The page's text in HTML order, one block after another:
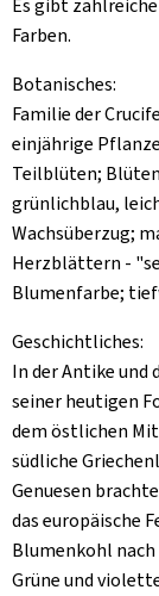
Es gibt
Farben.
Botanisches:
Familie der
einjährige
Teilblüten;
grünlichblau,
Wachsüberzug;
Herzblättern -
Blumenfarbe;
Geschichtliches:
In der Antike
seiner heutigen
dem östlichen
südliche
Genuesen
das europäische
Blumenkohl nach
Grüne und